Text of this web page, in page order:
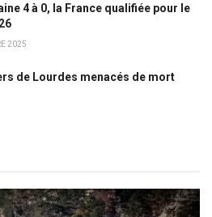
4 à 0, la France qualifiée pour le
2025
de Lourdes menacés de mort